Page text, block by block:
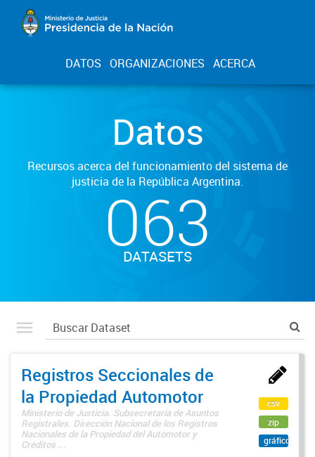
DATOS ORGANIZACIONES ACERCA
Datos
Recursos acerca del funcionamiento del sistema de
justicia de la República Argentina.
063
DATASETS
Registros Seccionales de
la Propiedad Automotor
Ministerio de Justicia. Subsecretaría de Asuntos
Registrales. Dirección Nacional de los Registros
Nacionales de la Propiedad del Automotor y
Créditos ...
csv
zip
gráfico